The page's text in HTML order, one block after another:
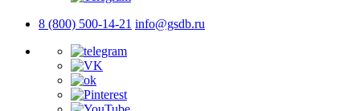
8 (800) 500-14-21 info@gsdb.ru